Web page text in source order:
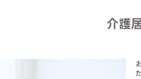
介護